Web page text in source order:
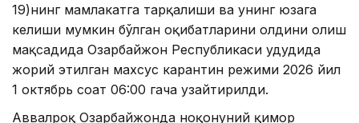
19)нинг мамлакатга тарқалиши ва унинг юзага
келиши мумкин бўлган оқибатларини олдини олиш
мақсадида Озарбайжон Республикаси ҳудудида
жорий этилган махсус карантин режими 2026 йил
1 октябрь соат 06:00 гача узайтирилди.
Аввалроқ Озарбайжонда ноқонуний қимор